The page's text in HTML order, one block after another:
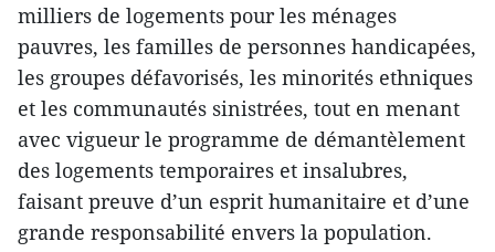
milliers de logements pour les ménages
pauvres, les familles de personnes handicapées,
les groupes défavorisés, les minorités ethniques
et les communautés sinistrées, tout en menant
avec vigueur le programme de démantèlement
des logements temporaires et insalubres,
faisant preuve d’un esprit humanitaire et d’une
grande responsabilité envers la population.